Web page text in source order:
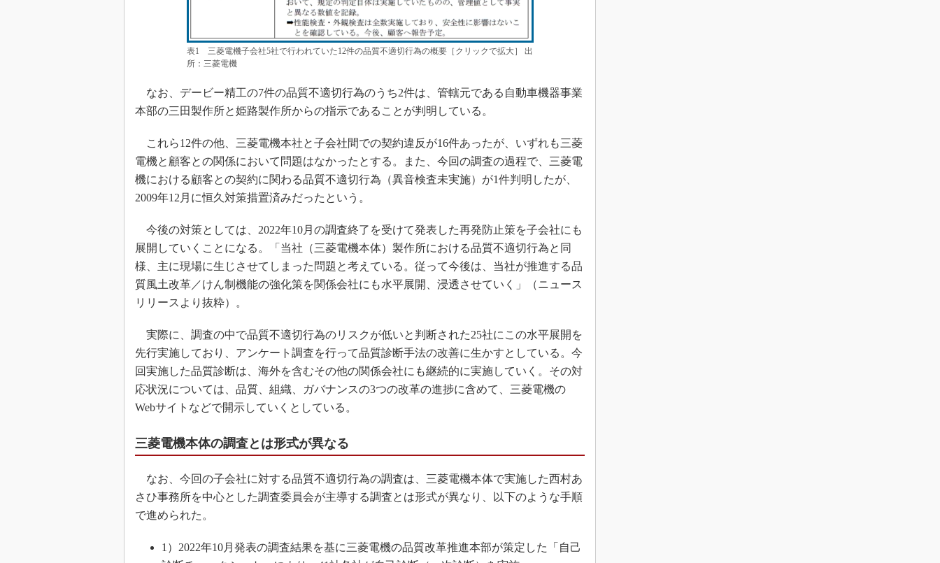
表1 三菱電機子会社5社で行われていた12件の品質不適切行為の概要［クリックで拡大］ 出
所：三菱電機
なお、デービー精工の7件の品質不適切行為のうち2件は、管轄元である自動車機器事業
本部の三田製作所と姫路製作所からの指示であることが判明している。
これら12件の他、三菱電機本社と子会社間での契約違反が16件あったが、いずれも三菱
電機と顧客との関係において問題はなかったとする。また、今回の調査の過程で、三菱電
機における顧客との契約に関わる品質不適切行為（異音検査未実施）が1件判明したが、
2009年12月に恒久対策措置済みだったという。
今後の対策としては、2022年10月の調査終了を受けて発表した再発防止策を子会社にも
展開していくことになる。「当社（三菱電機本体）製作所における品質不適切行為と同
様、主に現場に生じさせてしまった問題と考えている。従って今後は、当社が推進する品
質風土改革／けん制機能の強化策を関係会社にも水平展開、浸透させていく」（ニュース
リリースより抜粋）。
実際に、調査の中で品質不適切行為のリスクが低いと判断された25社にこの水平展開を
先行実施しており、アンケート調査を行って品質診断手法の改善に生かすとしている。今
回実施した品質診断は、海外を含むその他の関係会社にも継続的に実施していく。その対
応状況については、品質、組織、ガバナンスの3つの改革の進捗に含めて、三菱電機の
Webサイトなどで開示していくとしている。
三菱電機本体の調査とは形式が異なる
なお、今回の子会社に対する品質不適切行為の調査は、三菱電機本体で実施した西村あ
さひ事務所を中心とした調査委員会が主導する調査とは形式が異なり、以下のような手順
で進められた。
1）2022年10月発表の調査結果を基に三菱電機の品質改革推進本部が策定した「自己